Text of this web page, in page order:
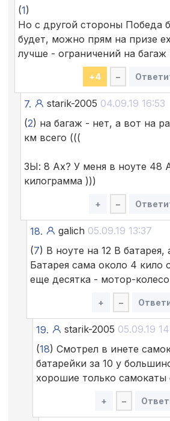
(1)
Но с другой стороны Победа
будет, можно прям на призе
лучше - ограничений на багаж
+4 –
7. starik-2005 04.09.19 16:53
(2) на багаж - нет, а вот на
км всего (((
ЗЫ: 8 Ах? У меня в ноуте 48
килограмма )))
+ –
18. galich 05.09.19 13:37
(7) В ноуте на 12 В батарея,
Батарея сама около 4 кило
еще десятка - мотор-
+ –
19. starik-2005 05.09.19
(18) Смотрел в инете
батарейки за 10 у
хорошие только самокаты
+ –